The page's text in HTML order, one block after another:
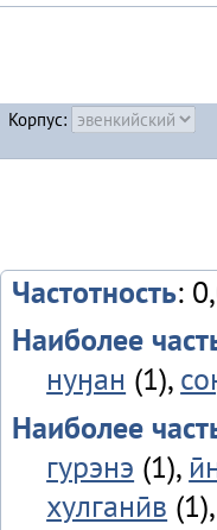
Корпус:
Частотность:
Наиболее
нуӈан (1),
Наиболее
гурэнэ (1),
хулганӣв (1),